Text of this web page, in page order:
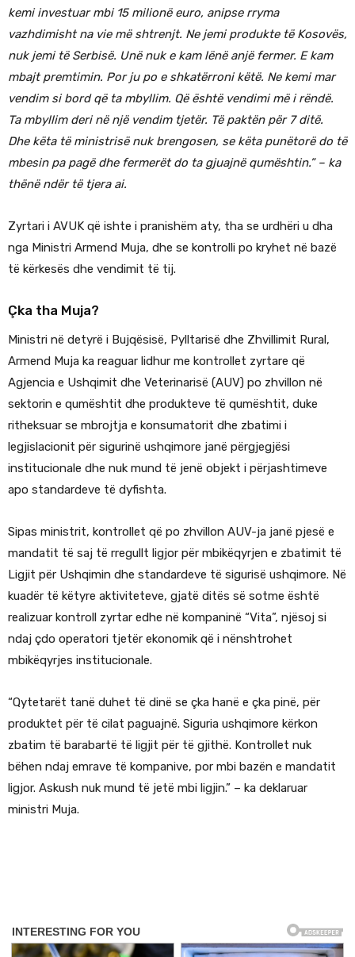
kemi investuar mbi 15 milionë euro, anipse rryma
vazhdimisht na vie më shtrenjt. Ne jemi produkte të Kosovës,
nuk jemi të Serbisë. Unë nuk e kam lënë anjë fermer. E kam
mbajt premtimin. Por ju po e shkatërroni këtë. Ne kemi mar
vendim si bord që ta mbyllim. Që është vendimi më i rëndë.
Ta mbyllim deri në një vendim tjetër. Të paktën për 7 ditë.
Dhe këta të ministrisë nuk brengosen, se këta punëtorë do të
mbesin pa pagë dhe fermerët do ta gjuajnë qumështin.” – ka
thënë ndër të tjera ai.
Zyrtari i AVUK që ishte i pranishëm aty, tha se urdhëri u dha
nga Ministri Armend Muja, dhe se kontrolli po kryhet në bazë
të kërkesës dhe vendimit të tij.
Çka tha Muja?
Ministri në detyrë i Bujqësisë, Pylltarisë dhe Zhvillimit Rural,
Armend Muja ka reaguar lidhur me kontrollet zyrtare që
Agjencia e Ushqimit dhe Veterinarisë (AUV) po zhvillon në
sektorin e qumështit dhe produkteve të qumështit, duke
ritheksuar se mbrojtja e konsumatorit dhe zbatimi i
legjislacionit për sigurinë ushqimore janë përgjegjësi
institucionale dhe nuk mund të jenë objekt i përjashtimeve
apo standardeve të dyfishta.
Sipas ministrit, kontrollet që po zhvillon AUV-ja janë pjesë e
mandatit të saj të rregullt ligjor për mbikëqyrjen e zbatimit të
Ligjit për Ushqimin dhe standardeve të sigurisë ushqimore. Në
kuadër të këtyre aktiviteteve, gjatë ditës së sotme është
realizuar kontroll zyrtar edhe në kompaninë “Vita”, njësoj si
ndaj çdo operatori tjetër ekonomik që i nënshtrohet
mbikëqyrjes institucionale.
“Qytetarët tanë duhet të dinë se çka hanë e çka pinë, për
produktet për të cilat paguajnë. Siguria ushqimore kërkon
zbatim të barabartë të ligjit për të gjithë. Kontrollet nuk
bëhen ndaj emrave të kompanive, por mbi bazën e mandatit
ligjor. Askush nuk mund të jetë mbi ligjin.” – ka deklaruar
ministri Muja.